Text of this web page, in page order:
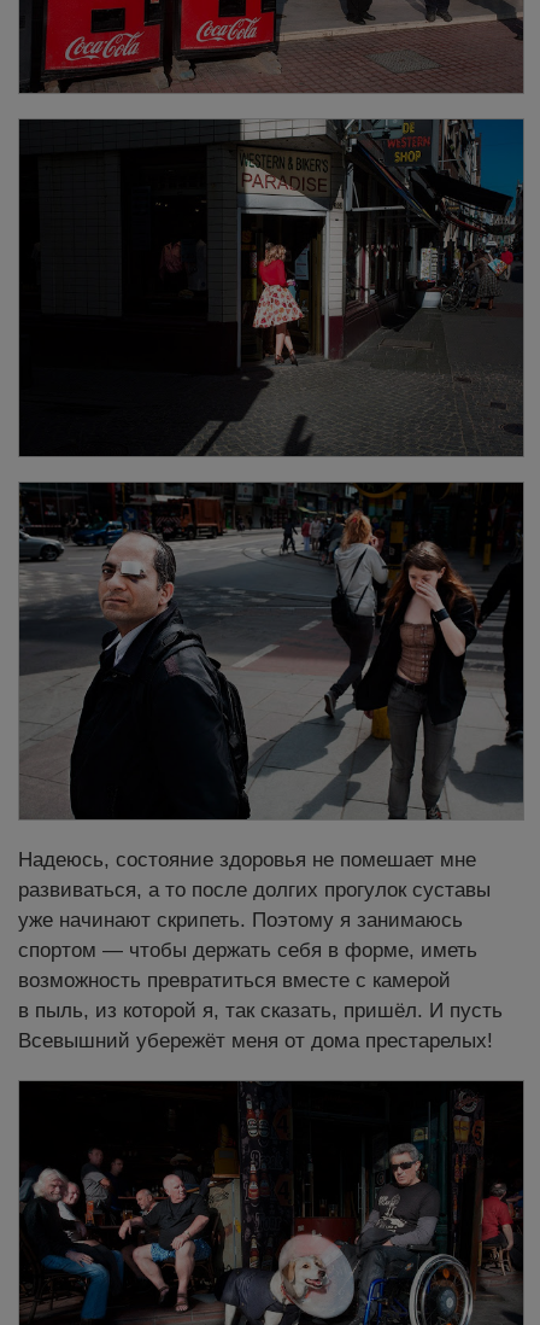
Надеюсь, состояние здоровья не помешает мне
развиваться, а то после долгих прогулок суставы
уже начинают скрипеть. Поэтому я занимаюсь
спортом — чтобы держать себя в форме, иметь
возможность превратиться вместе с камерой
в пыль, из которой я, так сказать, пришёл. И пусть
Всевышний убережёт меня от дома престарелых!